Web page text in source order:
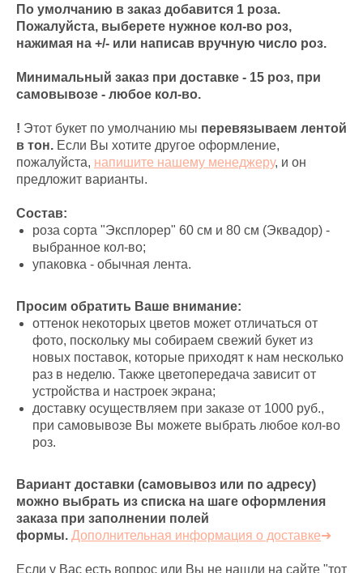
По умолчанию в заказ добавится 1 роза.
Пожалуйста, выберете нужное кол-во роз,
нажимая на +/- или написав вручную число роз.
Минимальный заказ при доставке - 15 роз, при
самовывозе - любое кол-во.
! Этот букет по умолчанию мы перевязываем лентой
в тон. Если Вы хотите другое оформление,
пожалуйста, напишите нашему менеджеру, и он
предложит варианты.
Состав:
роза сорта "Эксплорер" 60 см и 80 см (Эквадор) -
выбранное кол-во;
упаковка - обычная лента.
Просим обратить Ваше внимание:
оттенок некоторых цветов может отличаться от
фото, поскольку мы собираем свежий букет из
новых поставок, которые приходят к нам несколько
раз в неделю. Также цветопередача зависит от
устройства и настроек экрана;
доставку осуществляем при заказе от 1000 руб.,
при самовывозе Вы можете выбрать любое кол-во
роз.
Вариант доставки (самовывоз или по адресу)
можно выбрать из списка на шаге оформления
заказа при заполнении полей
формы. Дополнительная информация о доставке➜
Если у Вас есть вопрос или Вы не нашли на сайте "тот